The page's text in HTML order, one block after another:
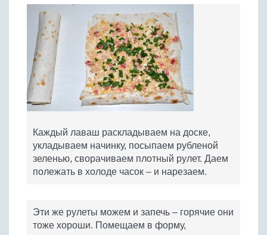
Каждый лаваш раскладываем на доске,
укладываем начинку, посыпаем рубленой
зеленью, сворачиваем плотный рулет. Даем
полежать в холоде часок – и нарезаем.
Эти же рулеты можем и запечь – горячие они
тоже хороши. Помещаем в форму,